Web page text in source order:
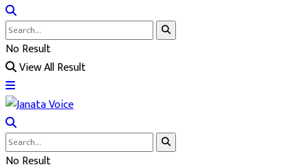
No Result
View All Result
No Result